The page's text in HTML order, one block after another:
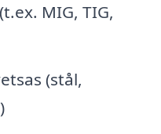
MIG, TIG,
(stål,